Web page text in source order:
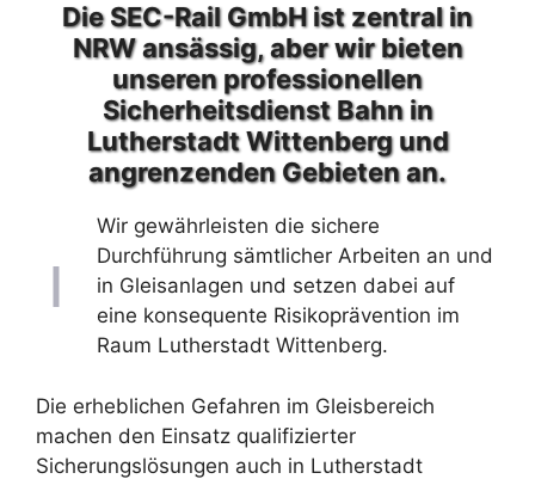
Die SEC-Rail GmbH ist zentral in
NRW ansässig, aber wir bieten
unseren professionellen
Sicherheitsdienst Bahn in
Lutherstadt Wittenberg und
angrenzenden Gebieten an.
Wir gewährleisten die sichere
Durchführung sämtlicher Arbeiten an und
in Gleisanlagen und setzen dabei auf
eine konsequente Risikoprävention im
Raum Lutherstadt Wittenberg.
Die erheblichen Gefahren im Gleisbereich
machen den Einsatz qualifizierter
Sicherungslösungen auch in Lutherstadt